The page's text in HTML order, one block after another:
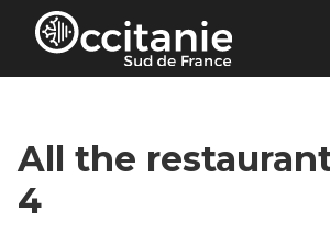
Cookies management panel
All the
4